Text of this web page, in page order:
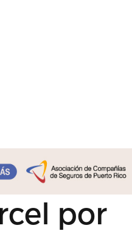
por